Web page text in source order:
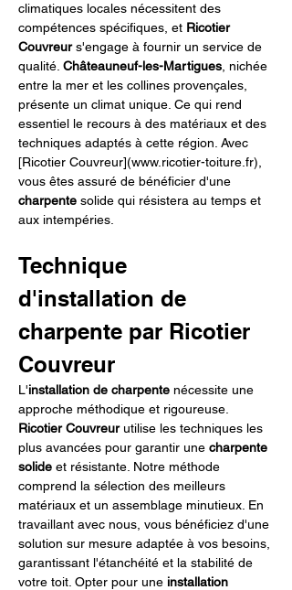
climatiques locales nécessitent des
compétences spécifiques, et Ricotier
Couvreur s'engage à fournir un service de
qualité. Châteauneuf-les-Martigues , nichée
entre la mer et les collines provençales,
présente un climat unique. Ce qui rend
essentiel le recours à des matériaux et des
techniques adaptés à cette région. Avec
[Ricotier Couvreur](www.ricotier-toiture.fr)
vous êtes assuré de bénéficier d'une
charpente solide qui résistera au temps et
aux intempéries.
Technique
d'installation de
charpente par Ricotier
Couvreur
L'installation de charpente nécessite une
approche méthodique et rigoureuse.
Ricotier Couvreur utilise les techniques les
plus avancées pour garantir une charpente
solide et résistante. Notre méthode
comprend la sélection des meilleurs
matériaux et un assemblage minutieux. En
travaillant avec nous, vous bénéficiez d'une
solution sur mesure adaptée à vos besoins,
garantissant l'étanchéité et la stabilité de
votre toit. Opter pour une installation